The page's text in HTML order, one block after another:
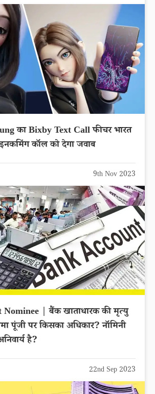
का Bixby Text Call फीचर भारत
कॉल को देगा जवाब
9th Nov 2023
| बैंक खाताधारक की मृत्यु
पूंजी पर किसका अधिकार? नॉमिनी
है?
22nd Sep 2023